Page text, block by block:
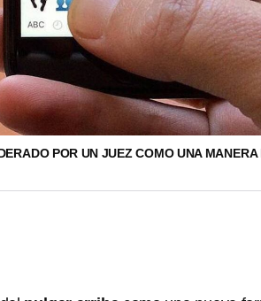
POR UN JUEZ COMO UNA MANERA